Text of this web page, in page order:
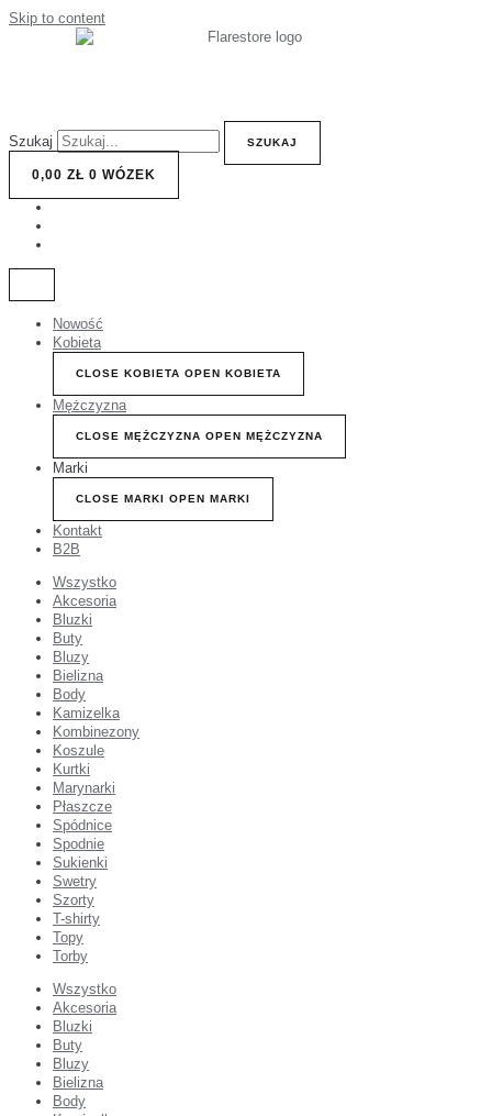
Skip to content
Szukaj SZUKAJ
0,00 ZŁ 0 WÓZEK
Nowość
Kobieta
CLOSE KOBIETA OPEN KOBIETA
Mężczyzna
CLOSE MĘŻCZYZNA OPEN MĘŻCZYZNA
Marki
CLOSE MARKI OPEN MARKI
Kontakt
B2B
Wszystko
Akcesoria
Bluzki
Buty
Bluzy
Bielizna
Body
Kamizelka
Kombinezony
Koszule
Kurtki
Marynarki
Płaszcze
Spódnice
Spodnie
Sukienki
Swetry
Szorty
T-shirty
Topy
Torby
Wszystko
Akcesoria
Bluzki
Buty
Bluzy
Bielizna
Body